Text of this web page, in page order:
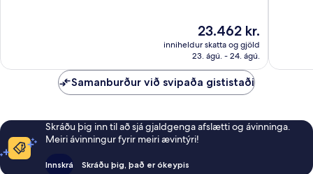
Verðið
23.462 kr.
23.462 kr.
inniheldur skatta og gjöld
23. ágú. - 24. ágú.
Samanburður við svipaða gististaði
Skráðu þig inn til að sjá gjaldgenga afslætti og ávinninga.
Meiri ávinningur fyrir meiri ævintýri!
Innskrá Skráðu þig, það er ókeypis